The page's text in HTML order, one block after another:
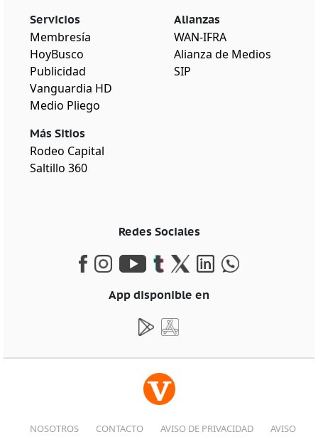
Servicios
Membresía
HoyBusco
Publicidad
Vanguardia HD
Medio Pliego
Más Sitios
Rodeo Capital
Saltillo 360
Alianzas
WAN-IFRA
Alianza de Medios
SIP
Redes Sociales
App disponible en
NOSOTROS CONTACTO AVISO DE PRIVACIDAD AVISO